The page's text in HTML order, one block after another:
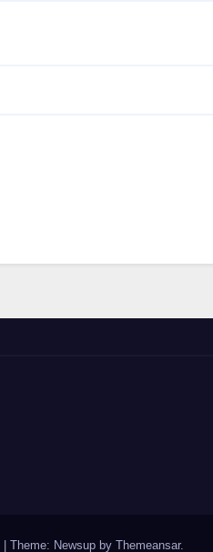
Theme: Newsup by Themeansar.